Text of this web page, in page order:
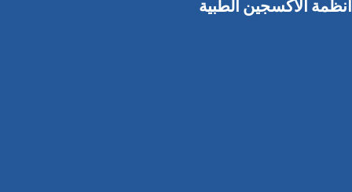
أنظمة الأكسجين الطبية